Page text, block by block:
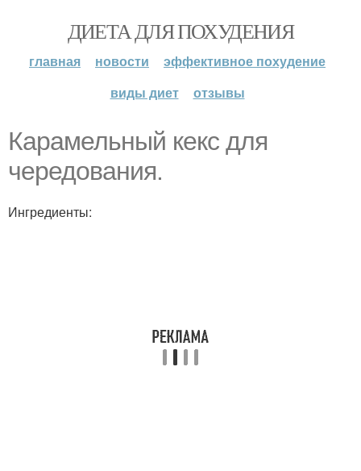
ДИЕТА ДЛЯ ПОХУДЕНИЯ
главная новости
эффективное похудение
виды диет
отзывы
Карамельный кекс для
чередования.
Ингредиенты: